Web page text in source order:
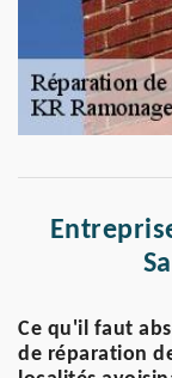
Ce qu'il faut
de réparation